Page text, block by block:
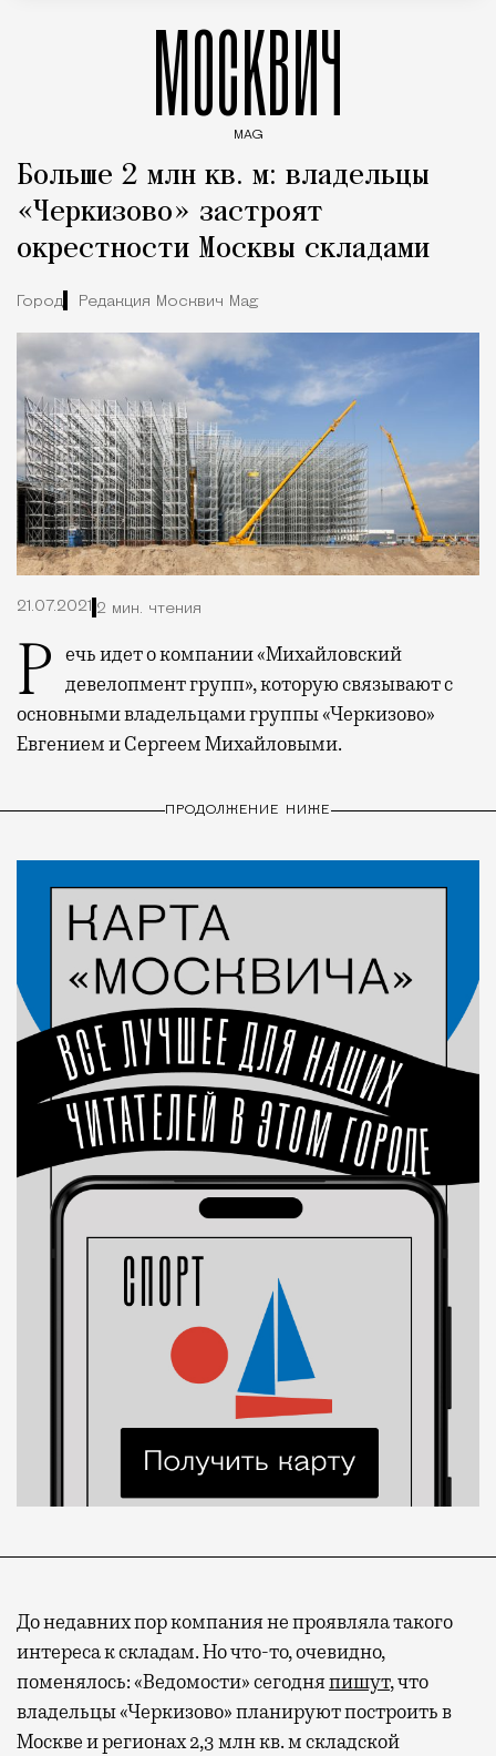
МОСКВИЧ
MAG
Больше 2 млн кв. м: владельцы
«Черкизово» застроят
окрестности Москвы складами
Город Редакция Москвич Mag
21.07.2021 2 мин. чтения
Речь идет о компании «Михайловский девелопмент групп», которую связывают с
основными владельцами группы «Черкизово»
Евгением и Сергеем Михайловыми.
ПРОДОЛЖЕНИЕ НИЖЕ
До недавних пор компания не проявляла такого
интереса к складам. Но что-то, очевидно,
поменялось: «Ведомости» сегодняпишут, что
владельцы «Черкизово» планируют построить в
Москве и регионах 2,3 млн кв. м складской